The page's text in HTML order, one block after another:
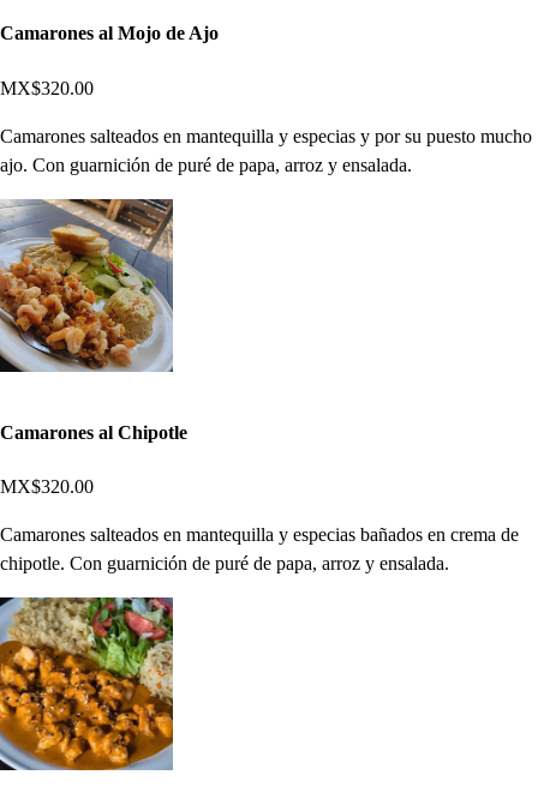
Camarones al Mojo de Ajo
MX$320.00
Camarones salteados en mantequilla y especias y por su puesto mucho
ajo. Con guarnición de puré de papa, arroz y ensalada.
Camarones al Chipotle
MX$320.00
Camarones salteados en mantequilla y especias bañados en crema de
chipotle. Con guarnición de puré de papa, arroz y ensalada.